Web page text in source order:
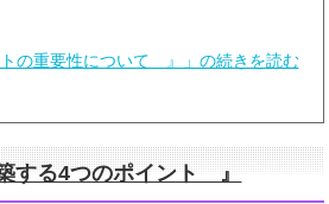
の重要性について 』」の続きを読む
する4つのポイント 』